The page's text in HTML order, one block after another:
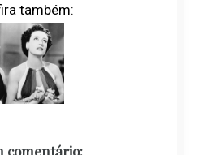
também:
comentário: